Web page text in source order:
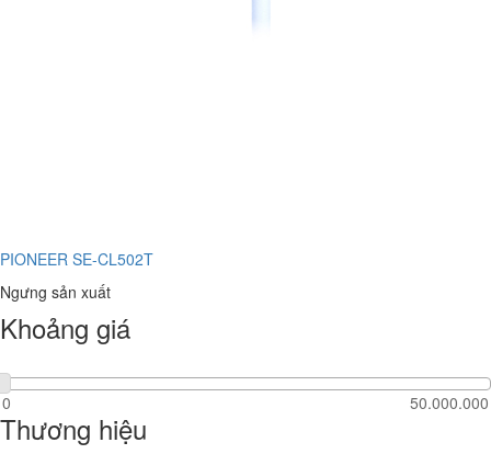
PIONEER SE-CL502T
Ngưng sản xuất
Khoảng giá
Thương hiệu